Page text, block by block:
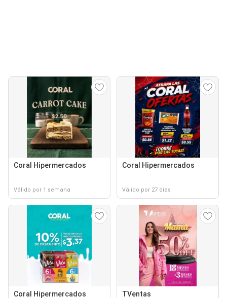
Coral Hipermercados
Válido por 1 semana
Coral Hipermercados
Válido por 27 días
Coral Hipermercados TVentas